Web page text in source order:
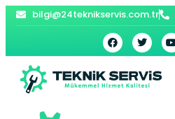
bilgi@24teknikservis.com.tr